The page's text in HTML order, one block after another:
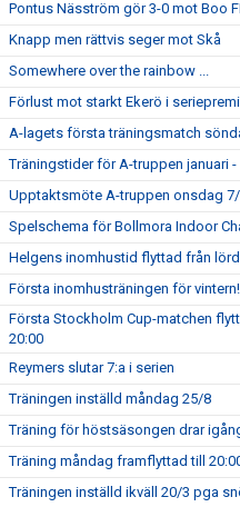
Pontus Näsström gör 3-0 mot Boo
Knapp men rättvis seger mot Skå
Somewhere over the rainbow ...
Förlust mot starkt Ekerö i
A-lagets första träningsmatch
Träningstider för A-truppen januari -
Upptaktsmöte A-truppen onsdag 7/
Spelschema för Bollmora Indoor
Helgens inomhustid flyttad från
Första inomhusträningen för vintern!
Första Stockholm Cup-matchen
20:00
Reymers slutar 7:a i serien
Träningen inställd måndag 25/8
Träning för höstsäsongen drar
Träning måndag framflyttad till
Träningen inställd ikväll 20/3 pga